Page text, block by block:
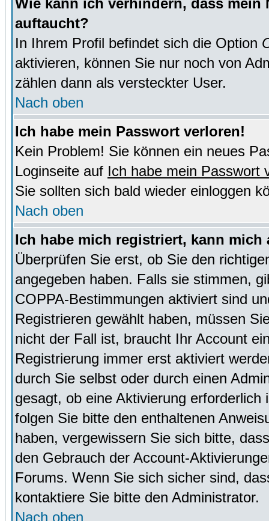
Wie kann ich verhindern, dass
auftaucht?
In Ihrem Profil befindet sich die Option
aktivieren, können Sie nur noch von
zählen dann als versteckter User.
Nach oben
Ich habe mein Passwort verloren!
Kein Problem! Sie können ein neues
Loginseite auf Ich habe mein Passwort
Sie sollten sich bald wieder einloggen
Nach oben
Ich habe mich registriert, kann
Überprüfen Sie erst, ob Sie den
angegeben haben. Falls sie stimmen,
COPPA-Bestimmungen aktiviert sind
Registrieren gewählt haben, müssen
nicht der Fall ist, braucht Ihr Account
Registrierung immer erst aktiviert
durch Sie selbst oder durch einen
gesagt, ob eine Aktivierung
folgen Sie bitte den enthaltenen
haben, vergewissern Sie sich bitte,
den Gebrauch der Account-
Forums. Wenn Sie sich sicher sind,
kontaktiere Sie bitte den Administrator.
Nach oben